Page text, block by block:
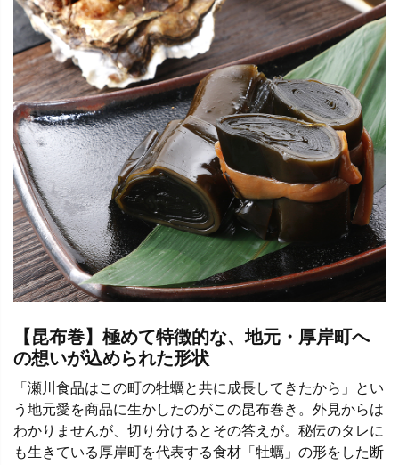
【昆布巻】極めて特徴的な、地元・厚岸町へ
の想いが込められた形状
「瀬川食品はこの町の牡蠣と共に成長してきたから」とい
う地元愛を商品に生かしたのがこの昆布巻き。外見からは
わかりませんが、切り分けるとその答えが。秘伝のタレに
も生きている厚岸町を代表する食材「牡蠣」の形をした断